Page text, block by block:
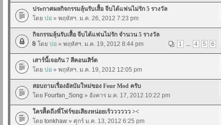
ประกาศผลกิจกรรมลุ้นรับเสื้อ จีบได้แฟนไม่รัก 5 รางวัล
โดย ปอ » พฤหัสฯ. ม.ค. 26, 2012 7:23 pm
กิจกรรมลุ้นรับเสื้อ จีบได้แฟนไม่รัก จำนวน 5 รางวัล
1
... 4 5 6
โดย ปอ » พฤหัสฯ. ม.ค. 19, 2012 8:44 pm
เสาร์นี้เจอกัน 7 สีคอนเสิร์ต
โดย ปอ » พฤหัสฯ. ม.ค. 19, 2012 12:05 pm
สอบถามเรื่องอัลบัมใหม่ของ Four Mod ครับ
โดย Fourfan_Song » อังคาร ม.ค. 17, 2012 10:22 pm
ใครคิิดถึงพี่โฟร์ขอเสียงหน่อยเร้วววววว ><
โดย tonkhaw » ศุกร์ ม.ค. 13, 2012 6:25 pm